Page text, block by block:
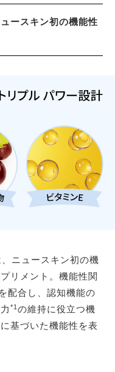
ースキン初の機能性
ニュースキン初の機
リメント。機能性関
配合し、認知機能の
*1 の維持に役立つ機
基づいた機能性を表